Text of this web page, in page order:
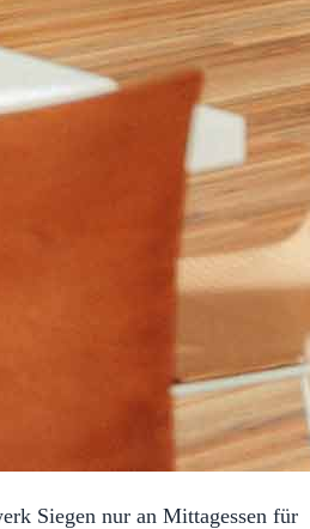
Siegen nur an Mittagessen für